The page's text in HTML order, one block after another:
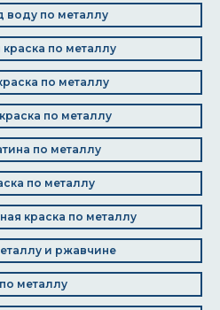
воду по металлу
по металлу
по металлу
по металлу
по металлу
по металлу
краска по металлу
и ржавчине
металлу